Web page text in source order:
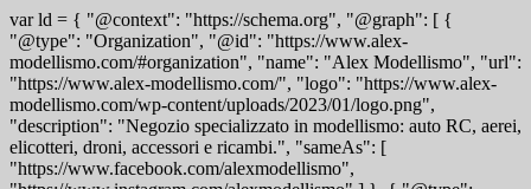
var ld = { "@context": "https://schema.org", "@graph": [ {
"@type": "Organization", "@id": "https://www.alex-
modellismo.com/#organization", "name": "Alex Modellismo", "url":
"https://www.alex-modellismo.com/", "logo": "https://www.alex-
modellismo.com/wp-content/uploads/2023/01/logo.png",
"description": "Negozio specializzato in modellismo: auto RC, aerei,
elicotteri, droni, accessori e ricambi.", "sameAs": [
"https://www.facebook.com/alexmodellismo",